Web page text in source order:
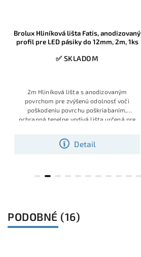
Brolux Hliníková lišta Fatis, anodizovaný
profil pre LED pásiky do 12mm, 2m, 1ks
✅ SKLADOM
Detail
2m Hliníková lišta s anodizovaným
povrchom pre zvýšenú odolnosť voči
poškodeniu povrchu poškriabaním,
ochranná tepelne vodivá lišta určená pre
PODOBNÉ (16)